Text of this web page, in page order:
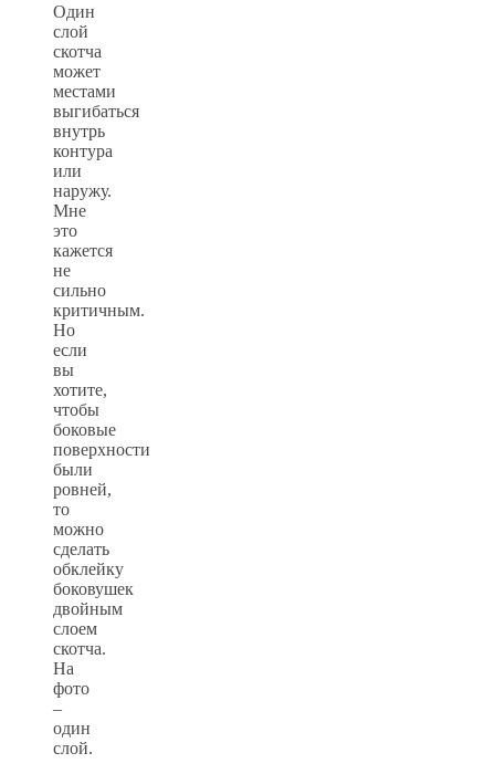
Один
слой
скотча
может
местами
выгибаться
внутрь
контура
или
наружу.
Мне
это
кажется
не
сильно
критичным.
Но
если
вы
хотите,
чтобы
боковые
поверхности
были
ровней,
то
можно
сделать
обклейку
боковушек
двойным
слоем
скотча.
На
фото
–
один
слой.